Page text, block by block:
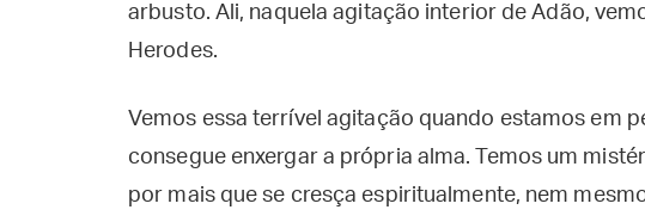
arbusto. Ali, naquela agitação interior de Adão,
Herodes.
Vemos essa terrível agitação quando estamos em
consegue enxergar a própria alma. Temos um
por mais que se cresça espiritualmente, nem